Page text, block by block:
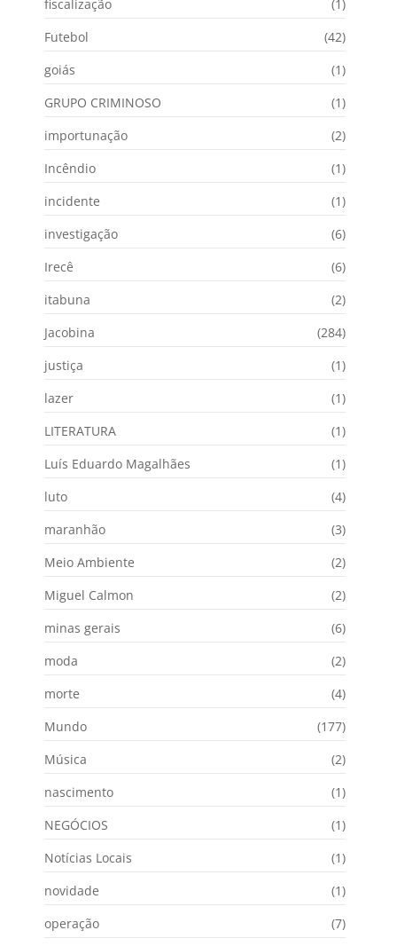
fiscalização
(1)
Futebol
(42)
goiás
(1)
GRUPO CRIMINOSO
(1)
importunação
(2)
Incêndio
(1)
incidente
(1)
investigação
(6)
Irecê
(6)
itabuna
(2)
Jacobina
(284)
justiça
(1)
lazer
(1)
LITERATURA
(1)
Luís Eduardo Magalhães
(1)
luto
(4)
maranhão
(3)
Meio Ambiente
(2)
Miguel Calmon
(2)
minas gerais
(6)
moda
(2)
morte
(4)
Mundo
(177)
Música
(2)
nascimento
(1)
NEGÓCIOS
(1)
Notícias Locais
(1)
novidade
(1)
operação
(7)